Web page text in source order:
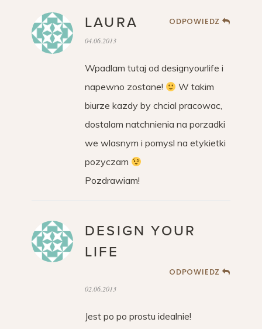
LAURA ODPOWIEDZ
04.06.2013
Wpadlam tutaj od designyourlife i
napewno zostane!
W takim
biurze kazdy by chcial pracowac,
dostalam natchnienia na porzadki
we wlasnym i pomysl na etykietki
pozyczam
Pozdrawiam!
DESIGN YOUR
LIFE
ODPOWIEDZ
02.06.2013
Jest po po prostu idealnie!